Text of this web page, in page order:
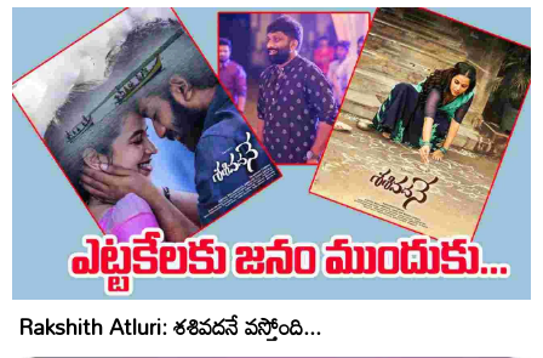
Rakshith Atluri: శశివదనే వస్తోంది...